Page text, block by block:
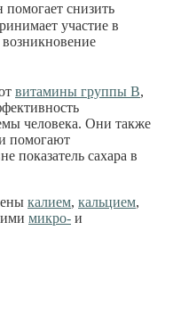
помогает снизить
участие в
возникновение
витамины группы В,
человека. Они также
помогают
показатель сахара в
калием, кальцием,
микро- и